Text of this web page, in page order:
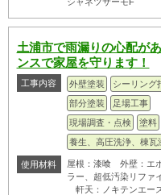
土浦市で雨漏りの心配が
ンスで家屋を守ります！
工事内容 外壁塗装
シーリング
部分塗装
足場工事
現場調査・点検
塗料
養生、高圧洗浄、棟瓦
使用材料
屋根：漆喰 外壁：エ
ラー、超低汚染リファ
軒天：ノキテンエー